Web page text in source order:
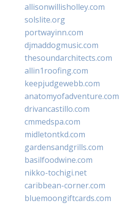
allisonwillisholley.com
solslite.org
portwayinn.com
djmaddogmusic.com
thesoundarchitects.com
allin1roofing.com
keepjudgewebb.com
anatomyofadventure.com
drivancastillo.com
cmmedspa.com
midletontkd.com
gardensandgrills.com
basilfoodwine.com
nikko-tochigi.net
caribbean-corner.com
bluemoongiftcards.com